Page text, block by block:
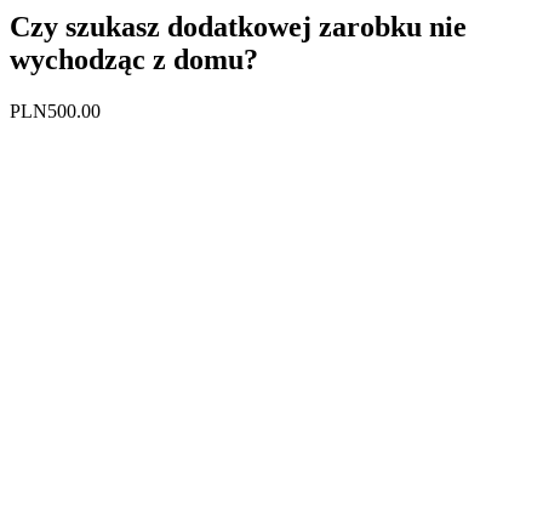
Czy szukasz dodatkowej zarobku nie
wychodząc z domu?
PLN500.00